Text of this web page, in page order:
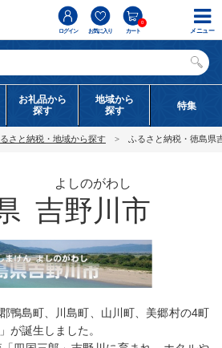
ログイン お気に入り カート
0
お礼品から
探す
地域から
探す
特集
さと納税・地域から探す ふるさと納税・徳島県
吉野川市
よしのがわし
鴨島町、川島町、山川町、美郷村の4町
が誕生しました。
メニュー